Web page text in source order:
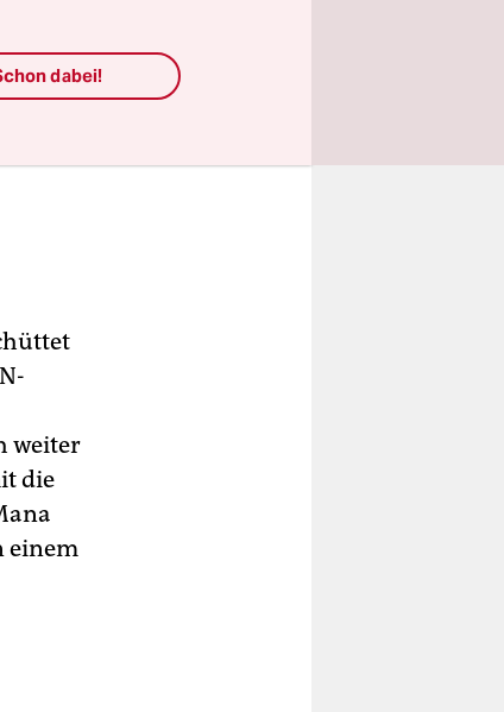
weiter
die
einem
dabei!